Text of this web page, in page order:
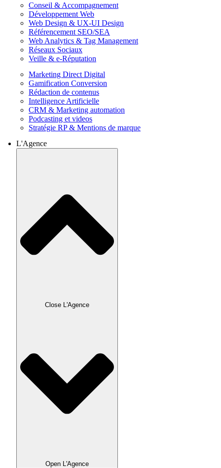
Conseil & Accompagnement
Développement Web
Web Design & UX-UI Design
Référencement SEO/SEA
Web Analytics & Tag Management
Réseaux Sociaux
Veille & e-Réputation
Marketing Direct Digital
Gamification Conversion
Rédaction de contenus
Intelligence Artificielle
CRM & Marketing automation
Podcasting et videos
Stratégie RP & Mentions de marque
L'Agence
Close L'Agence
Open L'Agence